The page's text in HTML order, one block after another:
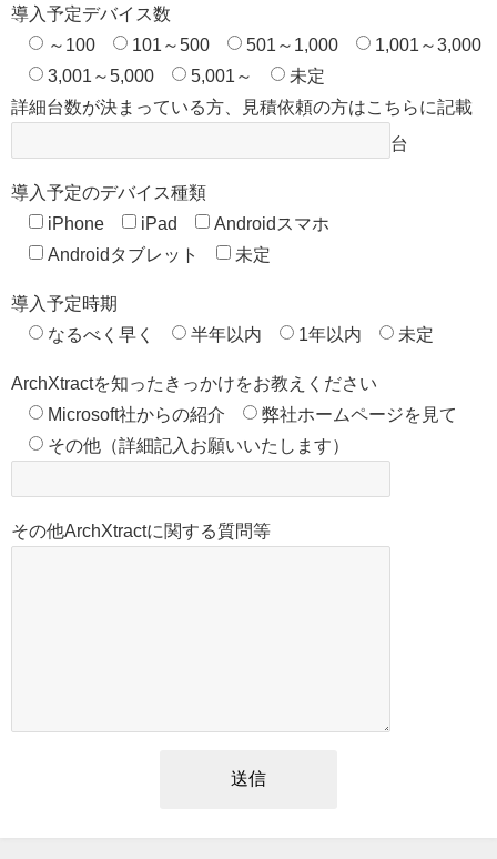
導入予定デバイス数
～100
101～500 501～1,000
1,001～3,000
3,001～5,000
5,001～
未定
詳細台数が決まっている方、見積依頼の方はこちらに記載
台
導入予定のデバイス種類
iPhone
iPad
Androidスマホ
Androidタブレット
未定
導入予定時期
なるべく早く
半年以内 1年以内 未定
ArchXtractを知ったきっかけをお教えください
Microsoft社からの紹介
弊社ホームページを見て
その他（詳細記入お願いいたします）
その他ArchXtractに関する質問等